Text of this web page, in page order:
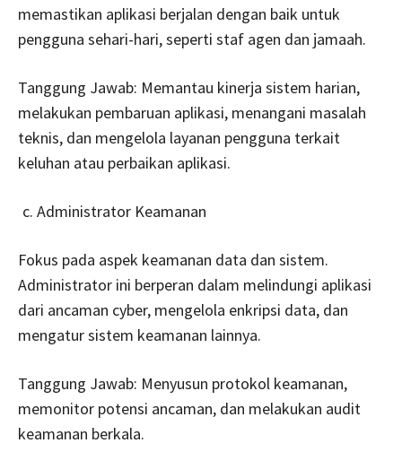
memastikan aplikasi berjalan dengan baik untuk
pengguna sehari-hari, seperti staf agen dan jamaah.
Tanggung Jawab: Memantau kinerja sistem harian,
melakukan pembaruan aplikasi, menangani masalah
teknis, dan mengelola layanan pengguna terkait
keluhan atau perbaikan aplikasi.
Administrator Keamanan
Fokus pada aspek keamanan data dan sistem.
Administrator ini berperan dalam melindungi aplikasi
dari ancaman cyber, mengelola enkripsi data, dan
mengatur sistem keamanan lainnya.
Tanggung Jawab: Menyusun protokol keamanan,
memonitor potensi ancaman, dan melakukan audit
keamanan berkala.